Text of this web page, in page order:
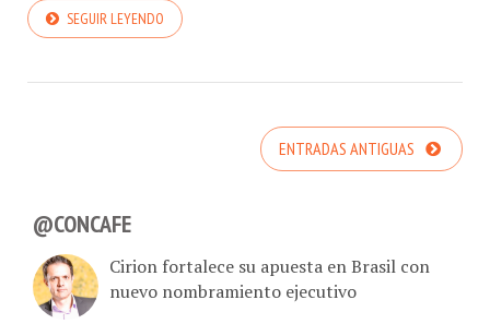
SEGUIR LEYENDO
ENTRADAS ANTIGUAS
@CONCAFE
Cirion fortalece su apuesta en Brasil con
nuevo nombramiento ejecutivo